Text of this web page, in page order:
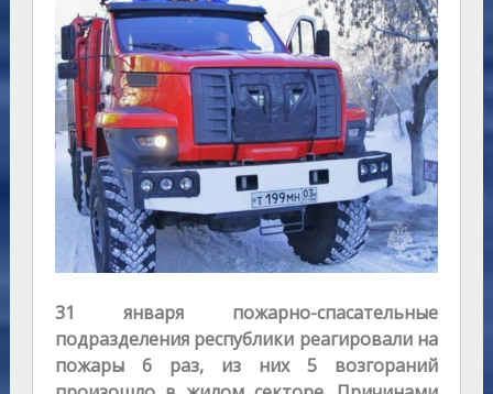
31 января пожарно-спасательные
подразделения республики реагировали на
пожары 6 раз, из них 5 возгораний